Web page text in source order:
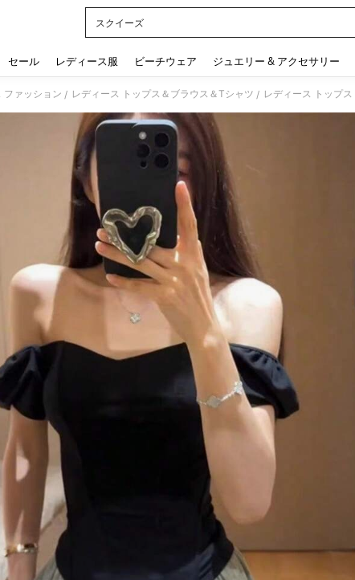
スクイーズ
セール レディース服 ビーチウェア ジュエリー & アクセサリー
ファッション / レディース トップス＆ブラウス＆Tシャツ / レディース トップス